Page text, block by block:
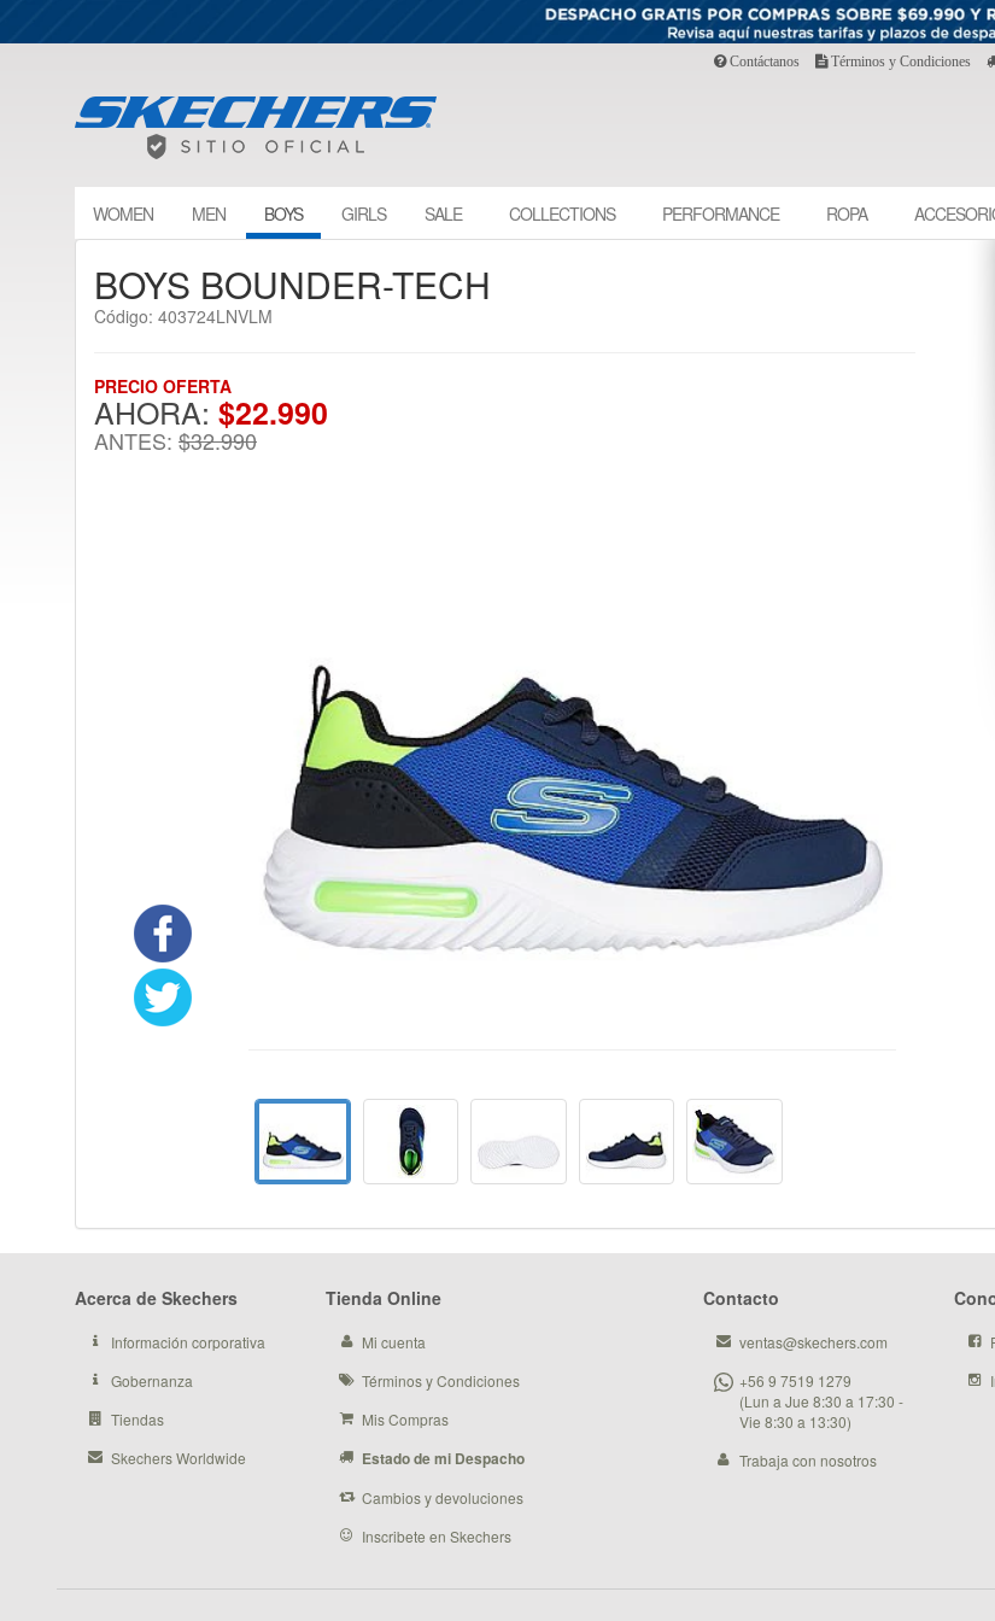
Contáctanos Términos y Condiciones
WOMEN MEN BOYS GIRLS SALE COLLECTIONS PERFORMANCE ROPA
BOYS BOUNDER-TECH
Código: 403724LNVLM
PRECIO OFERTA
AHORA: $22.990
ANTES: $32.990
Acerca de Skechers
Información corporativa
Gobernanza
Tiendas
Skechers Worldwide
Tienda Online
Mi cuenta
Términos y Condiciones
Mis Compras
Estado de mi Despacho
Cambios y devoluciones
Inscribete en Skechers
Contacto
ventas@skechers.com
+56 9 7519 1279
(Lun a Jue 8:30 a 17:30 -
Vie 8:30 a 13:30)
Trabaja con nosotros